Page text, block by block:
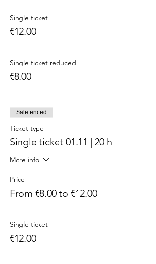
Single ticket
€12.00
Single ticket reduced
€8.00
Sale ended
Ticket type
Single ticket 01.11 | 20 h
More info
Price
From €8.00 to €12.00
Single ticket
€12.00